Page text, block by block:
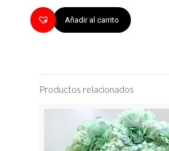
Añadir al carrito
Productos relacionados